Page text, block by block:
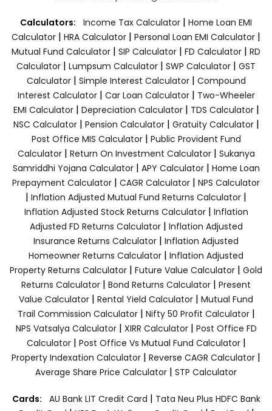
Calculators: Income Tax Calculator | Home Loan EMI
Calculator | HRA Calculator | Personal Loan EMI Calculator |
Mutual Fund Calculator | SIP Calculator | FD Calculator | RD
Calculator | Lumpsum Calculator | SWP Calculator | GST
Calculator| Simple Interest Calculator| Compound
Interest Calculator| Car Loan Calculator| Two-Wheeler
EMI Calculator| Depreciation Calculator| TDS Calculator|
NSC Calculator| Pension Calculator| Gratuity Calculator|
Post Office MIS Calculator| Public Provident Fund
Calculator| Return On Investment Calculator| Sukanya
Samriddhi Yojana Calculator| APY Calculator| Home Loan
Prepayment Calculator | CAGR Calculator | NPS Calculator
| Inflation Adjusted Mutual Fund Returns Calculator |
Inflation Adjusted Stock Returns Calculator| Inflation
Adjusted FD Returns Calculator| Inflation Adjusted
Insurance Returns Calculator | Inflation Adjusted
Homeowner Returns Calculator | Inflation Adjusted
Property Returns Calculator | Future Value Calculator | Gold
Returns Calculator | Bond Returns Calculator | Present
Value Calculator | Rental Yield Calculator | Mutual Fund
Trail Commission Calculator| Nifty 50 Profit Calculator|
NPS Vatsalya Calculator| XIRR Calculator| Post Office FD
Calculator| Post Office Vs Mutual Fund Calculator|
Property Indexation Calculator | Reverse CAGR Calculator |
Average Share Price Calculator | STP Calculator
Cards: AU Bank LIT Credit Card | Tata Neu Plus HDFC Bank